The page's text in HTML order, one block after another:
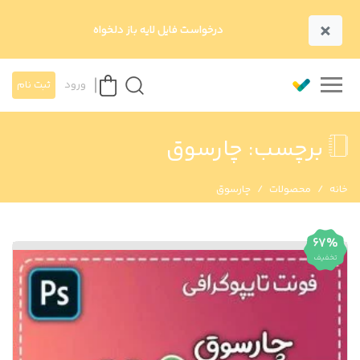
× درخواست فایل لایه باز دلخواه
ورود ثبت نام
برچسب: چارسوق
خانه محصولات چارسوق
67%
تخفیف